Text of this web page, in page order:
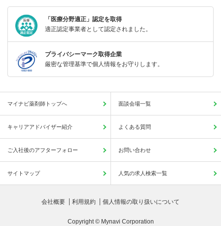
「医療分野適正」認定を取得
適正認定事業者として認定されました。
プライバシーマーク取得企業
厳密な管理基準で個人情報をお守りします。
マイナビ薬剤師トップへ 面談会場一覧
キャリアアドバイザー紹介 よくある質問
ご入社後のアフターフォロー お問い合わせ
サイトマップ 人気の求人検索一覧
会社概要 利用規約 個人情報の取り扱いについて
Copyright © Mynavi Corporation